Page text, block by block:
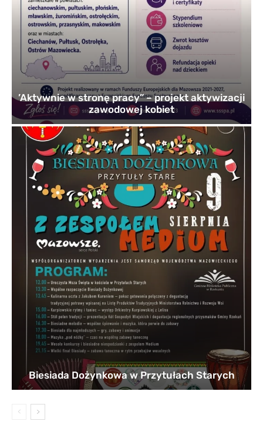
’Aktywnie w stronę pracy” – projekt aktywizacji
zawodowej kobiet
Biesiada Dożynkowa w Przytułach Starych